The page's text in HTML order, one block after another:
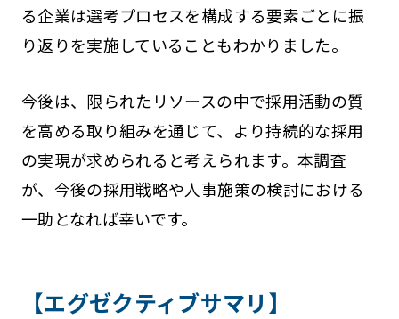
る企業は選考プロセスを構成する要素ごとに振
り返りを実施していることもわかりました。
今後は、限られたリソースの中で採用活動の質
を高める取り組みを通じて、より持続的な採用
の実現が求められると考えられます。本調査
が、今後の採用戦略や人事施策の検討における
一助となれば幸いです。
【エグゼクティブサマリ】